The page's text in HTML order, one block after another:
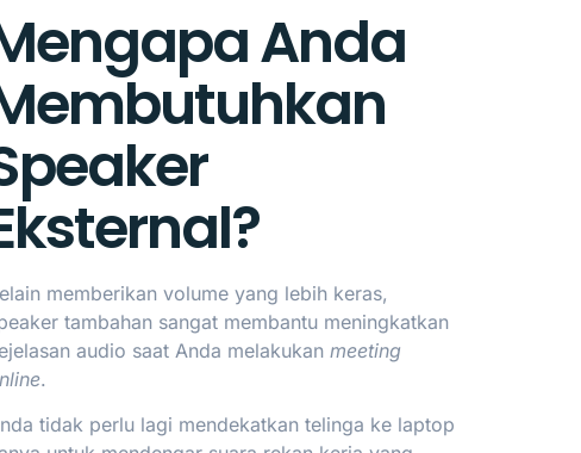
Anda
memberikan volume yang lebih keras,
tambahan sangat membantu meningkatkan
audio saat Anda melakukan meeting
.
tidak perlu lagi mendekatkan telinga ke laptop